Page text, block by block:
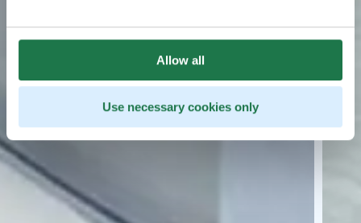
Allow all
Use necessary cookies only